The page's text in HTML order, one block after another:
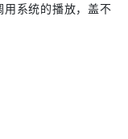
系统的播放，盖不